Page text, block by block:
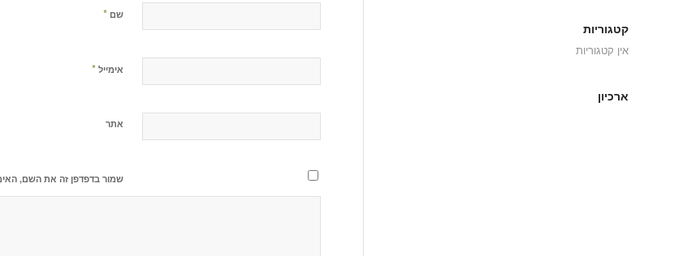
שם *
אימייל *
אתר
שמור בדפדפן זה את השם,
קטגוריות
אין קטגוריות
ארכיון